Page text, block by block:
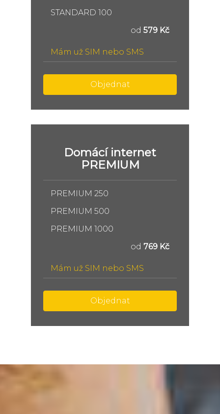
STANDARD 100
od 579 Kč
Mám už SIM nebo SMS
Objednat
Domácí internet
PREMIUM
PREMIUM 250
PREMIUM 500
PREMIUM 1000
od 769 Kč
Mám už SIM nebo SMS
Objednat